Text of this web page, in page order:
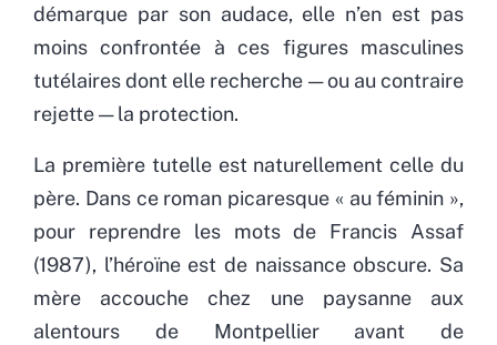
démarque par son audace, elle n’en est pas
moins confrontée à ces figures masculines
tutélaires dont elle recherche — ou au contraire
rejette — la protection.
La première tutelle est naturellement celle du
père. Dans ce roman picaresque « au féminin »,
pour reprendre les mots de Francis Assaf
(1987), l’héroïne est de naissance obscure. Sa
mère accouche chez une paysanne aux
alentours de Montpellier avant de